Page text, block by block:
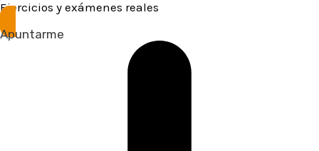
Ejercicios y exámenes reales
Apuntarme